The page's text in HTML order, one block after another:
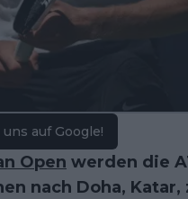
uns auf Google!
Open werden die
nach Doha, Katar,